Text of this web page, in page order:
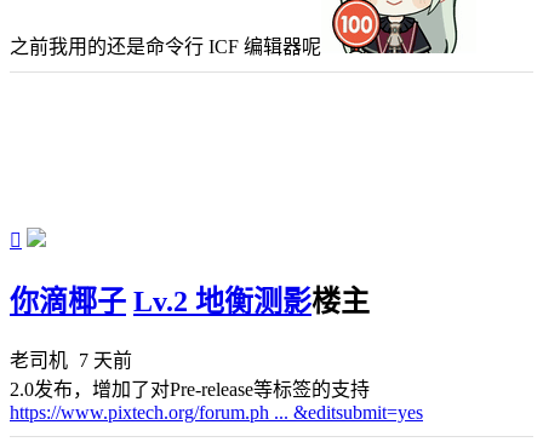
之前我用的还是命令行 ICF 编辑器呢

你滴椰子 Lv.2 地衡测影楼主
老司机 7 天前
2.0发布，增加了对Pre-release等标签的支持
https://www.pixtech.org/forum.ph ... &editsubmit=yes